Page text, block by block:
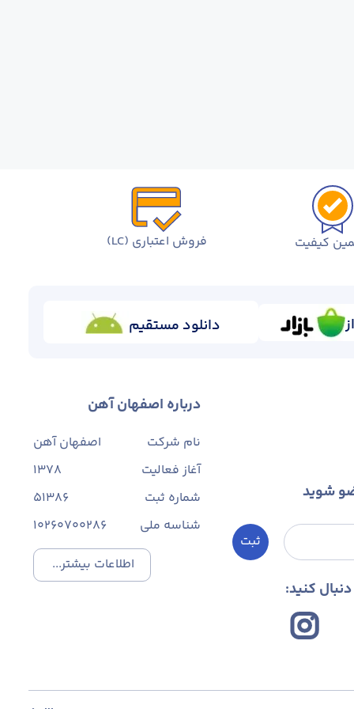
کیفیت فروش اعتباری (LC)
دانلود مستقیم
شوید
ثبت
کنید:
درباره اصفهان آهن
نام شرکت
اصفهان آهن
آغاز فعالیت
1378
شماره ثبت
۵۱۳۸۶
شناسه ملی
10260700286
اطلاعات بیشتر...